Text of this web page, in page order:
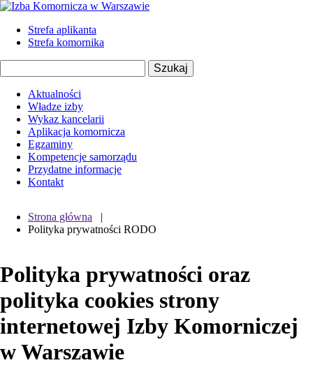
Strefa aplikanta
Strefa komornika
Aktualności
Władze izby
Wykaz kancelarii
Aplikacja komornicza
Egzaminy
Kompetencje samorządu
Przydatne informacje
Kontakt
Strona główna |
Polityka prywatności RODO
Polityka prywatności oraz
polityka cookies strony
internetowej Izby Komorniczej
w Warszawie